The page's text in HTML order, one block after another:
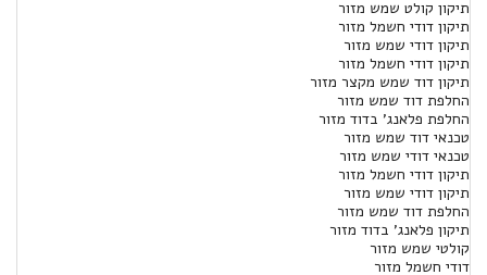
תיקון קולט שמש מזור
תיקון דודי חשמל מזור
תיקון דודי שמש מזור
תיקון דודי חשמל מזור
תיקון דוד שמש מקצר מזור
החלפת דוד שמש מזור
החלפת פלאנג' בדוד מזור
טכנאי דוד שמש מזור
טכנאי דודי שמש מזור
תיקון דודי חשמל מזור
תיקון דודי שמש מזור
החלפת דוד שמש מזור
תיקון פלאנג' בדוד מזור
קולטי שמש מזור
דודי חשמל מזור